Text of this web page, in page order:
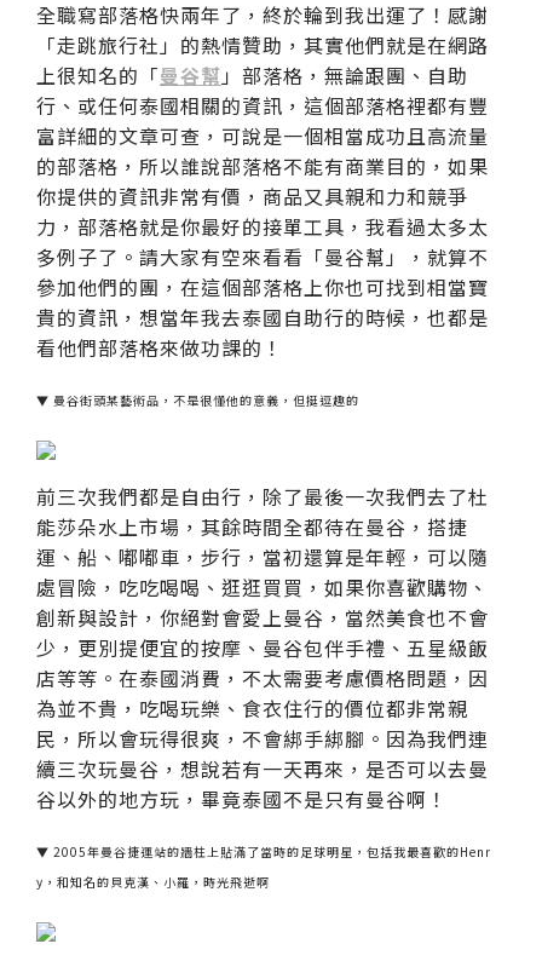
全職寫部落格快兩年了，終於輪到我出運了！感謝
「走跳旅行社」的熱情贊助，其實他們就是在網路
上很知名的「曼谷幫」部落格，無論跟團、自助
行、或任何泰國相關的資訊，這個部落格裡都有豐
富詳細的文章可查，可說是一個相當成功且高流量
的部落格，所以誰說部落格不能有商業目的，如果
你提供的資訊非常有價，商品又具親和力和競爭
力，部落格就是你最好的接單工具，我看過太多太
多例子了。請大家有空來看看「曼谷幫」，就算不
參加他們的團，在這個部落格上你也可找到相當寶
貴的資訊，想當年我去泰國自助行的時候，也都是
看他們部落格來做功課的！
▼ 曼谷街頭某藝術品，不是很懂他的意義，但挺逗趣的
前三次我們都是自由行，除了最後一次我們去了杜
能莎朵水上市場，其餘時間全都待在曼谷，搭捷
運、船、嘟嘟車，步行，當初還算是年輕，可以隨
處冒險，吃吃喝喝、逛逛買買，如果你喜歡購物、
創新與設計，你絕對會愛上曼谷，當然美食也不會
少，更別提便宜的按摩、曼谷包伴手禮、五星級飯
店等等。在泰國消費，不太需要考慮價格問題，因
為並不貴，吃喝玩樂、食衣住行的價位都非常親
民，所以會玩得很爽，不會綁手綁腳。因為我們連
續三次玩曼谷，想說若有一天再來，是否可以去曼
谷以外的地方玩，畢竟泰國不是只有曼谷啊！
▼ 2005年曼谷捷運站的牆柱上貼滿了當時的足球明星，包括我最喜歡的Henr
y，和知名的貝克漢、小羅，時光飛逝啊